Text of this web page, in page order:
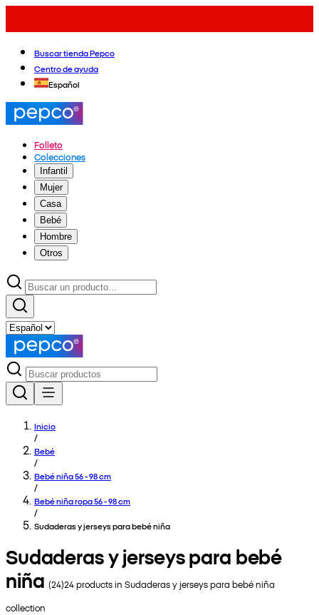
Buscar tienda Pepco
Centro de ayuda
Español
Folleto
Colecciones
Infantil
Mujer
Casa
Bebé
Hombre
Otros
Inicio
/
Bebé
/
Bebé niña 56 - 98 cm
/
Bebé niña ropa 56 - 98 cm
/
Sudaderas y jerseys para bebé niña
Sudaderas y jerseys para bebé
niña(24)24products inSudaderas y jerseys para bebé niña
collection